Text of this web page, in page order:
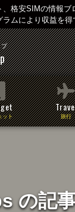
格安SIMの情報ブ
ムにより収益を得
プ
ット 旅行
の記